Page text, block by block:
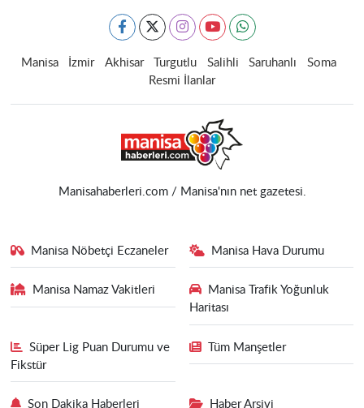
Manisa İzmir Akhisar Turgutlu Salihli Saruhanlı
Soma
Resmi İlanlar
Manisahaberleri.com / Manisa'nın net gazetesi.
Manisa Nöbetçi Eczaneler Manisa Hava Durumu
Manisa Namaz Vakitleri
Manisa Trafik Yoğunluk
Haritası
Süper Lig Puan Durumu ve
Fikstür
Tüm Manşetler
Son Dakika Haberleri Haber Arşivi